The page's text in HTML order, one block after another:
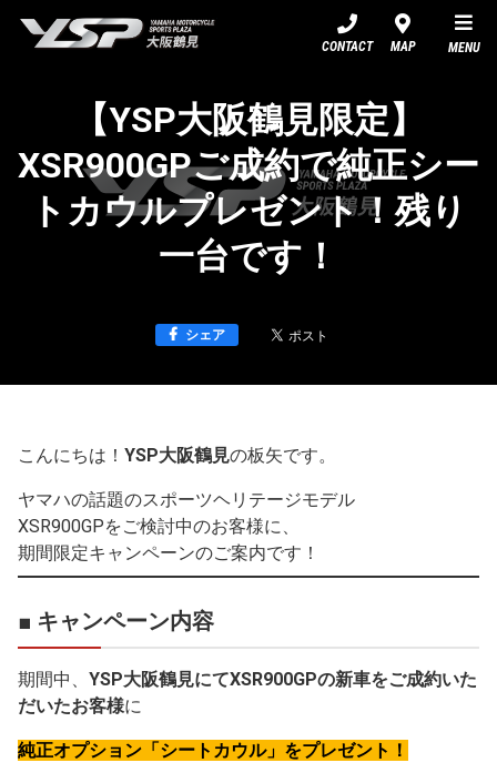
CONTACT MAP MENU
【YSP大阪鶴見限定】
XSR900GPご成約で純正シー
トカウルプレゼント！残り
一台です！
シェア
こんにちは！ YSP大阪鶴見の板矢です。
ヤマハの話題のスポーツヘリテージモデル
XSR900GPをご検討中のお客様に、
期間限定キャンペーンのご案内です！
■ キャンペーン内容
期間中、 YSP大阪鶴見にてXSR900GPの新車をご成約いた
だいたお客様に
純正オプション「シートカウル」をプレゼント！